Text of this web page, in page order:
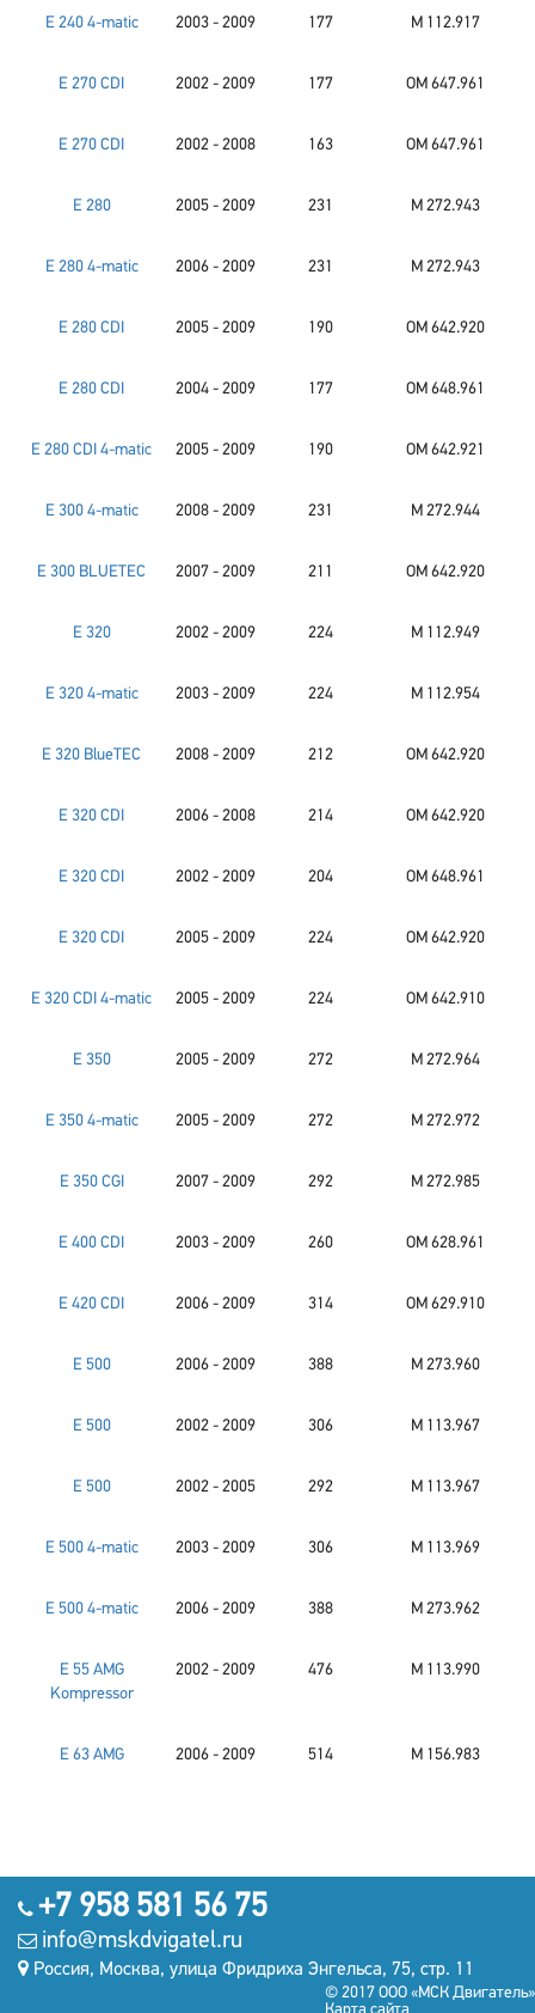
E 240 4-matic 2003 - 2009 177 M 112.917
E 270 CDI 2002 - 2009 177 OM 647.961
E 270 CDI 2002 - 2008 163 OM 647.961
E 280 2005 - 2009 231 M 272.943
E 280 4-matic 2006 - 2009 231 M 272.943
E 280 CDI 2005 - 2009 190 OM 642.920
E 280 CDI 2004 - 2009 177 OM 648.961
E 280 CDI 4-matic 2005 - 2009 190 OM 642.921
E 300 4-matic 2008 - 2009 231 M 272.944
E 300 BLUETEC 2007 - 2009 211 OM 642.920
E 320 2002 - 2009 224 M 112.949
E 320 4-matic 2003 - 2009 224 M 112.954
E 320 BlueTEC 2008 - 2009 212 OM 642.920
E 320 CDI 2006 - 2008 214 OM 642.920
E 320 CDI 2002 - 2009 204 OM 648.961
E 320 CDI 2005 - 2009 224 OM 642.920
E 320 CDI 4-matic 2005 - 2009 224 OM 642.910
E 350 2005 - 2009 272 M 272.964
E 350 4-matic 2005 - 2009 272 M 272.972
E 350 CGI 2007 - 2009 292 M 272.985
E 400 CDI 2003 - 2009 260 OM 628.961
E 420 CDI 2006 - 2009 314 OM 629.910
E 500 2006 - 2009 388 M 273.960
E 500 2002 - 2009 306 M 113.967
E 500 2002 - 2005 292 M 113.967
E 500 4-matic 2003 - 2009 306 M 113.969
E 500 4-matic 2006 - 2009 388 M 273.962
E 55 AMG
Kompressor
2002 - 2009 476 M 113.990
E 63 AMG 2006 - 2009 514 M 156.983
+7 958 581 56 75
info@mskdvigatel.ru
Россия, Москва, улица Фридриха Энгельса, 75, стр. 11
© 2017 ООО «МСК Двигатель»